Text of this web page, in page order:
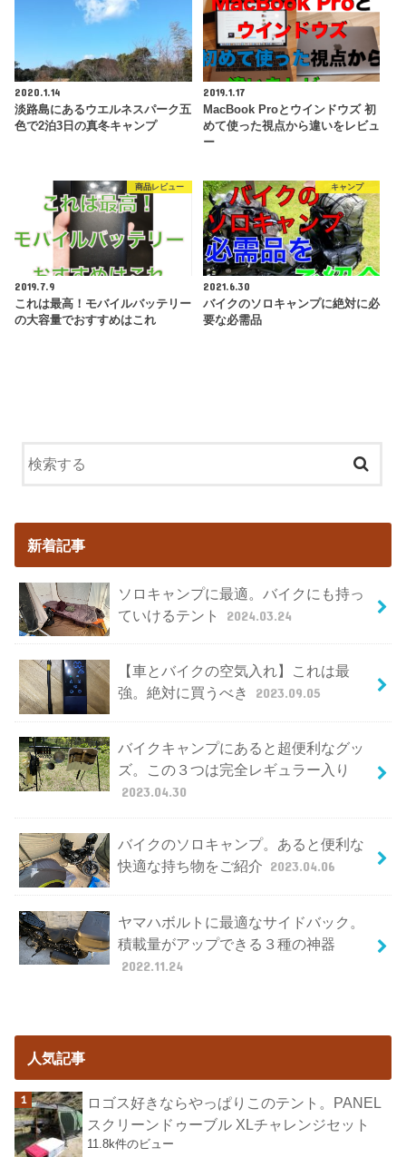
2020.1.14
淡路島にあるウエルネスパーク五
色で2泊3日の真冬キャンプ
2019.1.17
MacBook Proとウインドウズ 初
めて使った視点から違いをレビュ
ー
商品レビュー
2019.7.9
これは最高！モバイルバッテリー
の大容量でおすすめはこれ
キャンプ
2021.6.30
バイクのソロキャンプに絶対に必
要な必需品
新着記事
ソロキャンプに最適。バイクにも持っ
ていけるテント
2024.03.24
【車とバイクの空気入れ】これは最
強。絶対に買うべき
2023.09.05
バイクキャンプにあると超便利なグッ
ズ。この３つは完全レギュラー入り
2023.04.30
バイクのソロキャンプ。あると便利な
快適な持ち物をご紹介 2023.04.06
ヤマハボルトに最適なサイドバック。
積載量がアップできる３種の神器
2022.11.24
人気記事
ロゴス好きならやっぱりこのテント。PANEL
スクリーンドゥーブル XLチャレンジセット
11.8k件のビュー